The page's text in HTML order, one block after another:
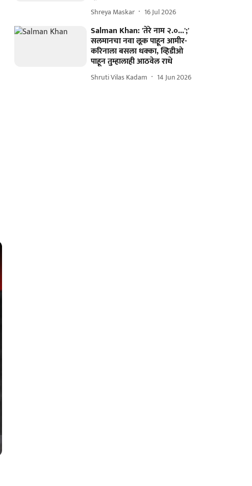
Shreya Maskar 16 Jul 2026
Salman Khan: 'तेरे नाम २.०...';'
सलमानचा नवा लूक पाहून आमीर-
करिनाला बसला धक्का, व्हिडीओ
पाहून तुम्हालाही आठवेल राधे
Shruti Vilas Kadam 14 Jun 2026